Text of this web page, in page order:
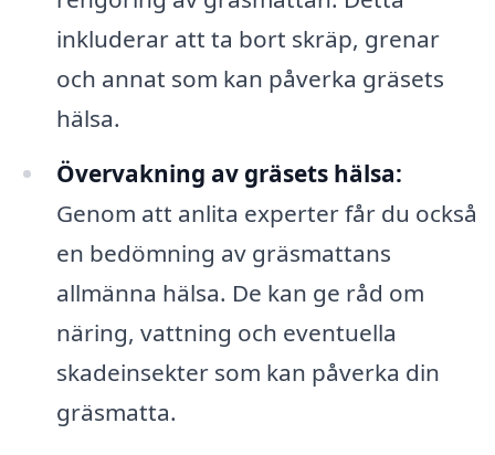
inkluderar att ta bort skräp, grenar
och annat som kan påverka gräsets
hälsa.
Övervakning av gräsets hälsa:
Genom att anlita experter får du också
en bedömning av gräsmattans
allmänna hälsa. De kan ge råd om
näring, vattning och eventuella
skadeinsekter som kan påverka din
gräsmatta.